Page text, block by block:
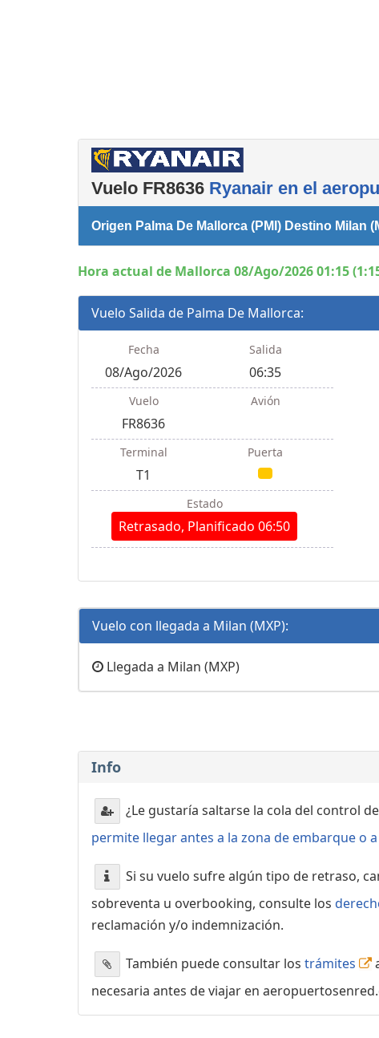
Vuelo FR8636 Ryanair en el
Origen Palma De Mallorca (PMI) Destino Milan
Hora actual de Mallorca 08/Ago/2026 01:15
Vuelo Salida de Palma De Mallorca:
Fecha
08/Ago/2026
Salida
06:35
Vuelo
FR8636
Avión
Terminal
T1
Puerta
Estado
Retrasado, Planificado 06:50
Vuelo con llegada a Milan (MXP):
Llegada a Milan (MXP)
Info
¿Le gustaría saltarse la cola del control
permite llegar antes a la zona de embarque o a
Si su vuelo sufre algún tipo de retraso,
sobreventa u overbooking, consulte los
reclamación y/o indemnización.
También puede consultar los trámites
necesaria antes de viajar en